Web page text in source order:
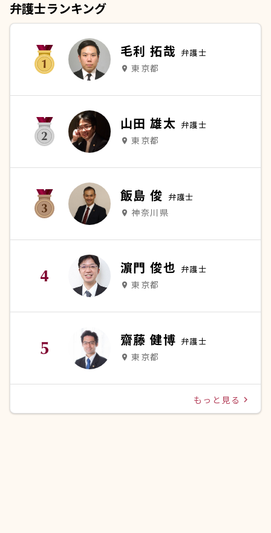
弁護士ランキング
毛利 拓哉 弁護士
place 東京都
山田 雄太 弁護士
place 東京都
飯島 俊 弁護士
place 神奈川県
濵門 俊也 弁護士
place 東京都
齋藤 健博 弁護士
place 東京都
もっと見る navigate_next